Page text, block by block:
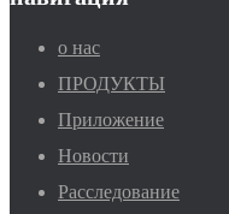
о нас
ПРОДУКТЫ
Приложение
Новости
Расследование